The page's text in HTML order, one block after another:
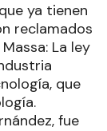
ya tienen
reclamados
La ley
que
fue